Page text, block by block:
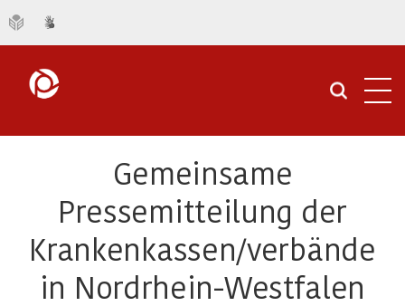
Gemeinsame
Pressemitteilung der
Krankenkassen/verbände
in Nordrhein-Westfalen